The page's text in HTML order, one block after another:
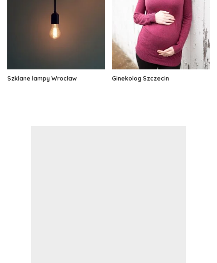
Szklane lampy Wrocław Ginekolog Szczecin